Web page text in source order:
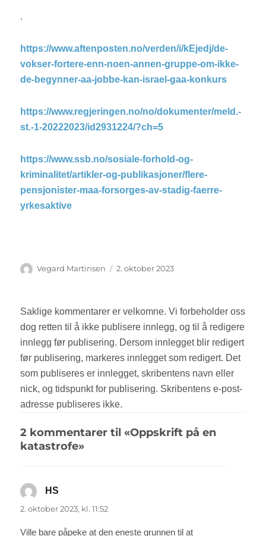
.
https://www.aftenposten.no/verden/i/kEjedj/de-
vokser-fortere-enn-noen-annen-gruppe-om-ikke-
de-begynner-aa-jobbe-kan-israel-gaa-konkurs
https://www.regjeringen.no/no/dokumenter/meld.-
st.-1-20222023/id2931224/?ch=5
https://www.ssb.no/sosiale-forhold-og-
kriminalitet/artikler-og-publikasjoner/flere-
pensjonister-maa-forsorges-av-stadig-faerre-
yrkesaktive
Forfatter
Vegard Martinsen Publisert
2. oktober 2023
2 kommentarer til «Oppskrift på en
katastrofe»
HS
2. oktober 2023, kl. 11:52
Ville bare påpeke at den eneste grunnen til at